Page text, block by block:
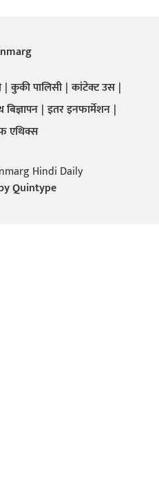
कुकी पालिसी कांटेक्ट उस
इतर इनफार्मेशन
एथिक्स
Hindi Daily
Quintype